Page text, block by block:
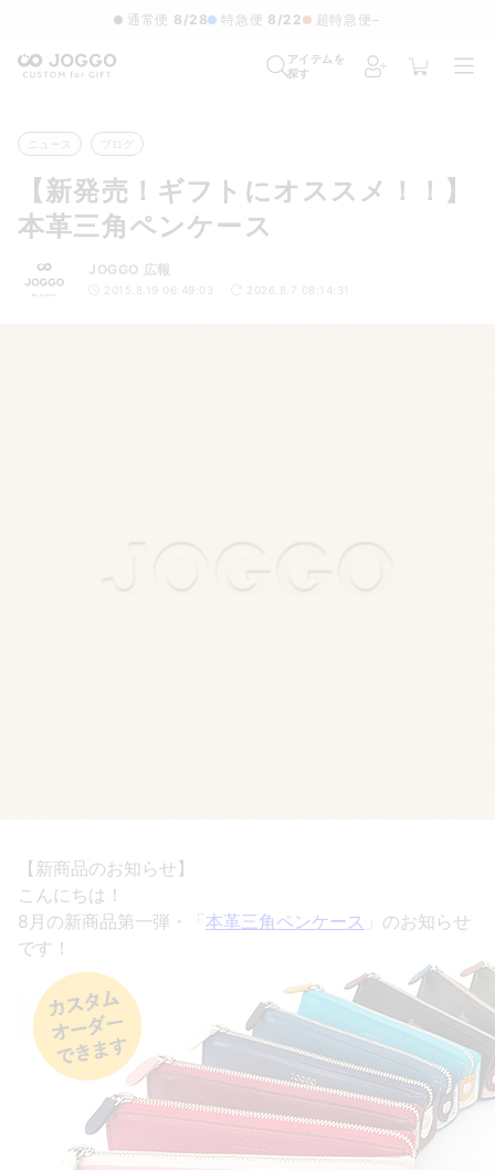
通常便 8/28 特急便 8/22 超特急便−
アイテムを
探す
ニュース ブログ
【新発売！ギフトにオススメ！！】
本革三角ペンケース
JOGGO 広報
2015.8.19 06:49:03 2026.8.7 08:14:31
【新商品のお知らせ】
こんにちは！
8月の新商品第一弾・「 本革三角ペンケース 」のお知らせ
です！